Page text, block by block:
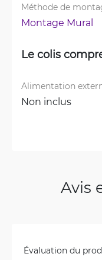
Méthode de
Montage Mural
Le colis
Alimentation
Non inclus
Avis
Évaluation du